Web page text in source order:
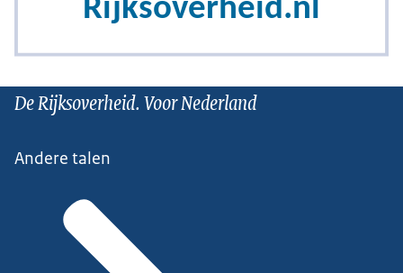
De Rijksoverheid. Voor Nederland
Andere talen